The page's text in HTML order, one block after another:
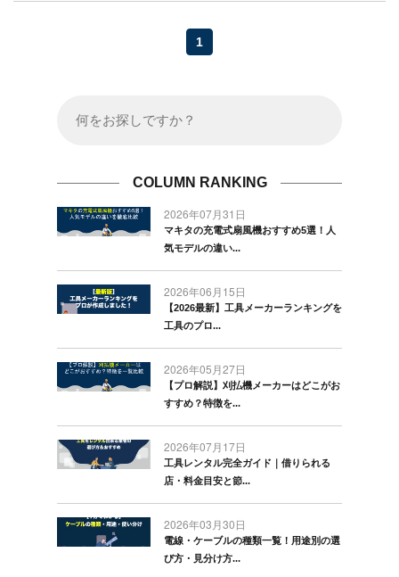
1
COLUMN RANKING
2026年07月31日
マキタの充電式扇風機おすすめ5選！人
気モデルの違い...
2026年06月15日
【2026最新】工具メーカーランキングを
工具のプロ...
2026年05月27日
【プロ解説】刈払機メーカーはどこがお
すすめ？特徴を...
2026年07月17日
工具レンタル完全ガイド｜借りられる
店・料金目安と節...
2026年03月30日
電線・ケーブルの種類一覧！用途別の選
び方・見分け方...